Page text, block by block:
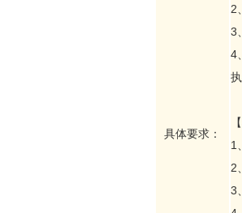
具体要求：
2
3
4
1
2
3